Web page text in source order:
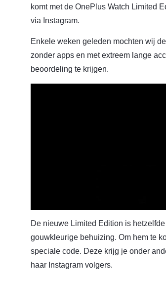
komt met de OnePlus Watch Limited
via Instagram.
Enkele weken geleden mochten wij de
zonder apps en met extreem lange
beoordeling te krijgen.
De nieuwe Limited Edition is
gouwkleurige behuizing. Om hem te
speciale code. Deze krijg je onder
haar Instagram volgers.